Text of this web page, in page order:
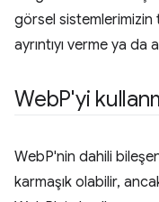
görsel
ayrıntıyı verme ya da
WebP'yi
WebP'nin dahili
karmaşık olabilir,